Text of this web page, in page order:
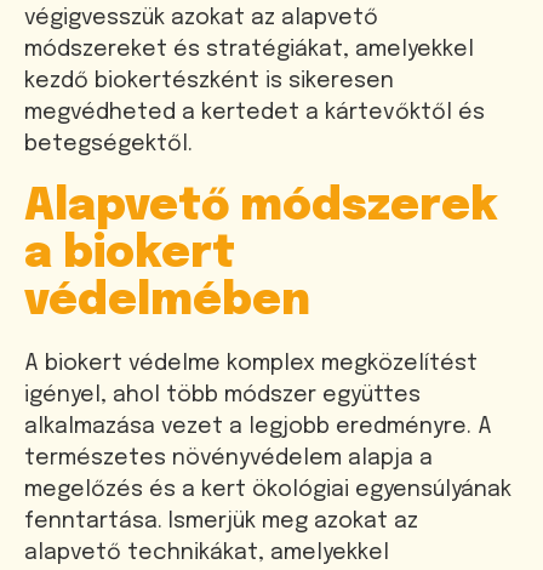
végigvesszük azokat az alapvető
módszereket és stratégiákat, amelyekkel
kezdő biokertészként is sikeresen
megvédheted a kertedet a kártevőktől és
betegségektől.
Alapvető módszerek
a biokert
védelmében
A biokert védelme komplex megközelítést
igényel, ahol több módszer együttes
alkalmazása vezet a legjobb eredményre. A
természetes növényvédelem alapja a
megelőzés és a kert ökológiai egyensúlyának
fenntartása. Ismerjük meg azokat az
alapvető technikákat, amelyekkel